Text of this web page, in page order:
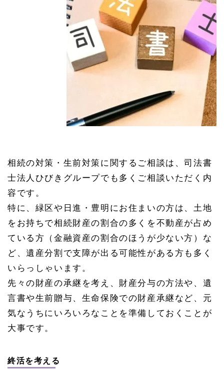
相続の対策・生前対策に関するご相談は、司法書
士法人ひびきグループでも多くご相談いただく内
容です。
特に、緑区や日進・豊明にお住まいの方は、土地
をお持ちで相続財産の割合の多くを不動産が占め
ている方（金融資産の割合のほうが少ない方）な
ど、遺産分割で支障が出る可能性がある方も多く
いらっしゃいます。
先々の財産の承継を考え、財産分与の方法や、遺
言書や生前贈与、生命保険での財産承継など、元
気なうちにいろいろなことを準備しておくことが
大事です。
終活を考える